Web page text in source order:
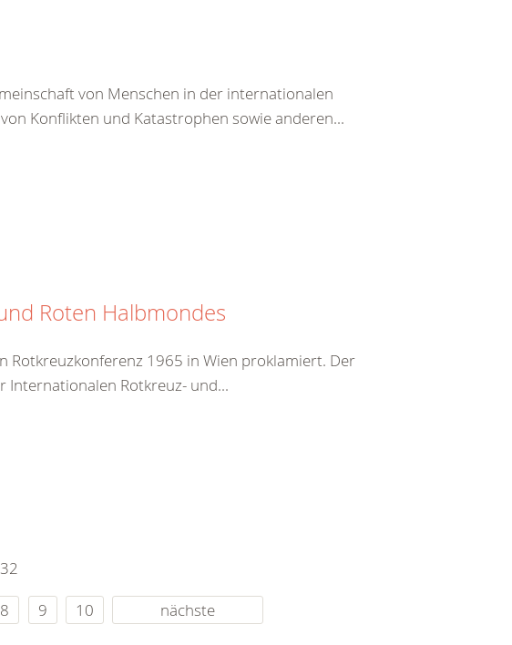
von Menschen in der internationalen
Konflikten und Katastrophen sowie anderen...
Roten Halbmondes
Rotkreuzkonferenz 1965 in Wien proklamiert. Der
Internationalen Rotkreuz- und...
8 9 10 nächste